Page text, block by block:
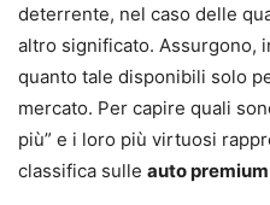
deterrente, nel caso delle
altro significato. Assurgono,
quanto tale disponibili solo
mercato. Per capire quali
più” e i loro più virtuosi
classifica sulle auto